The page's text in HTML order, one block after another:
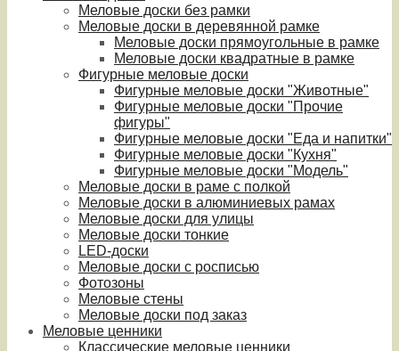
Меловые доски без рамки
Меловые доски в деревянной рамке
Меловые доски прямоугольные в рамке
Меловые доски квадратные в рамке
Фигурные меловые доски
Фигурные меловые доски "Животные"
Фигурные меловые доски "Прочие
фигуры"
Фигурные меловые доски "Еда и напитки"
Фигурные меловые доски "Кухня"
Фигурные меловые доски "Модель"
Меловые доски в раме с полкой
Меловые доски в алюминиевых рамах
Меловые доски для улицы
Меловые доски тонкие
LED-доски
Меловые доски с росписью
Фотозоны
Меловые стены
Меловые доски под заказ
Меловые ценники
Классические меловые ценники